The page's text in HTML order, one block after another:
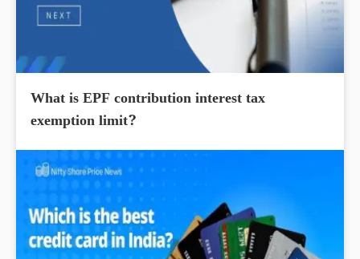
What is EPF contribution interest tax
exemption limit?